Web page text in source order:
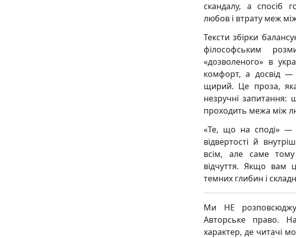
скандалу, а спосіб
любов і втрату меж
Тексти збірки
філософським
«дозволеного» в
комфорт, а досвід —
щирий. Це проза,
незручні запитання:
проходить межа між
«Те, що на споді» —
відвертості й
всім, але саме
відчуття. Якщо вам
темних глибин і
Ми НЕ
Авторське право.
характер, де читачі